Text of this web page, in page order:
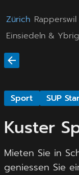
Zürich
Einsiedeln & Ybrig
Sport SUP
Kuster
Mieten Sie in
geniessen Sie